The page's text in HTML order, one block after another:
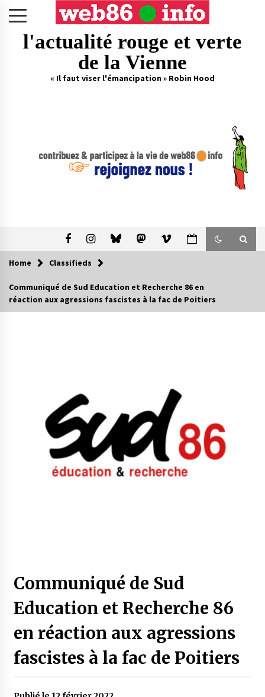
l'actualité rouge et verte
de la Vienne
« Il faut viser l'émancipation » Robin Hood
Home Classifieds
Communiqué de Sud Education et Recherche 86 en
réaction aux agressions fascistes à la fac de Poitiers
Communiqué de Sud
Education et Recherche 86
en réaction aux agressions
fascistes à la fac de Poitiers